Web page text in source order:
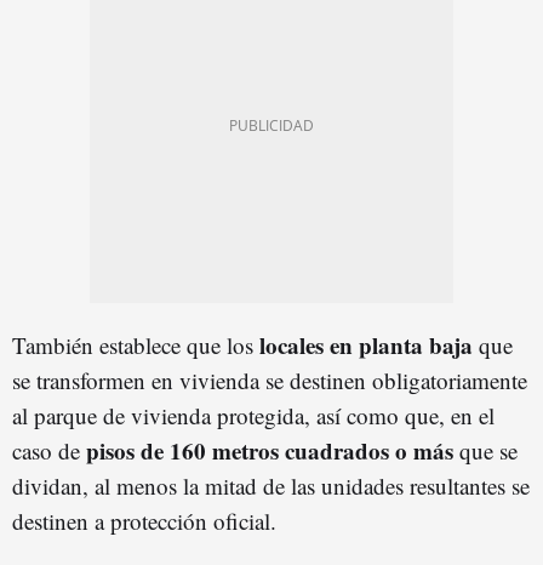
También establece que los locales en planta baja que
se transformen en vivienda se destinen obligatoriamente
al parque de vivienda protegida, así como que, en el
caso de pisos de 160 metros cuadrados o más que se
dividan, al menos la mitad de las unidades resultantes se
destinen a protección oficial.